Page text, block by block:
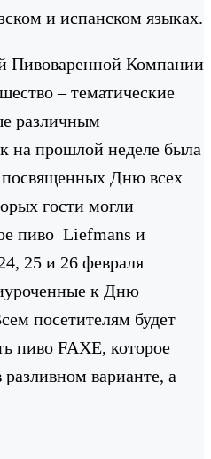
и испанском языках.
Пивоваренной Компании
– тематические
различным
на прошлой неделе была
посвященных Дню всех
гости могли
пиво Liefmans и
25 и 26 февраля
к Дню
посетителям будет
пиво FAXE, которое
разливном варианте, а